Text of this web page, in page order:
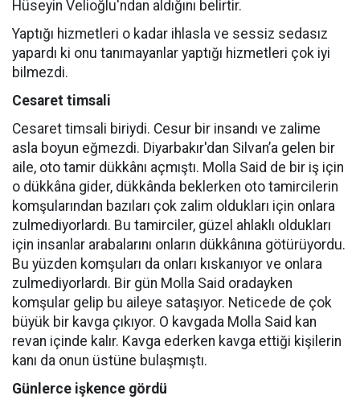
Hüseyin Velioğlu'ndan aldığını belirtir.
Yaptığı hizmetleri o kadar ihlasla ve sessiz sedasız
yapardı ki onu tanımayanlar yaptığı hizmetleri çok iyi
bilmezdi.
Cesaret timsali
Cesaret timsali biriydi. Cesur bir insandı ve zalime
asla boyun eğmezdi. Diyarbakır'dan Silvan’a gelen bir
aile, oto tamir dükkânı açmıştı. Molla Said de bir iş için
o dükkâna gider, dükkânda beklerken oto tamircilerin
komşularından bazıları çok zalim oldukları için onlara
zulmediyorlardı. Bu tamirciler, güzel ahlaklı oldukları
için insanlar arabalarını onların dükkânına götürüyordu.
Bu yüzden komşuları da onları kıskanıyor ve onlara
zulmediyorlardı. Bir gün Molla Said oradayken
komşular gelip bu aileye sataşıyor. Neticede de çok
büyük bir kavga çıkıyor. O kavgada Molla Said kan
revan içinde kalır. Kavga ederken kavga ettiği kişilerin
kanı da onun üstüne bulaşmıştı.
Günlerce işkence gördü